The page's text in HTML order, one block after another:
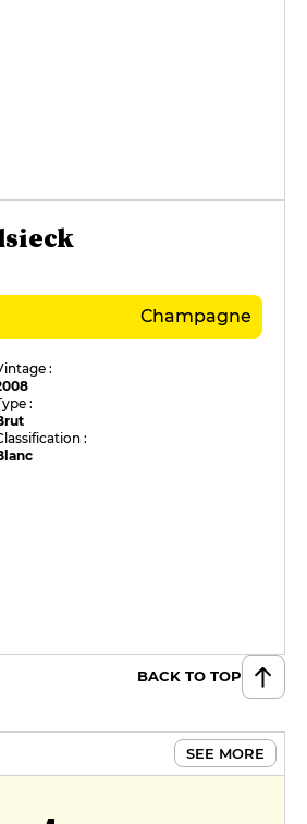
Champagne
:
:
:
BACK TO TOP
SEE MORE